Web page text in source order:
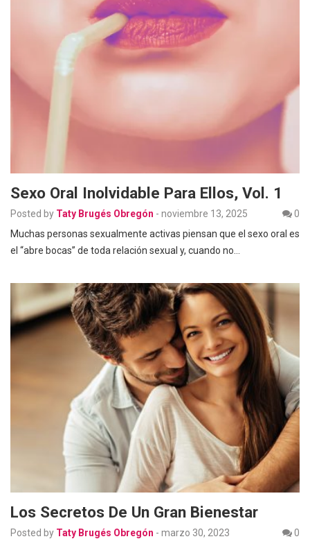
Sexo Oral Inolvidable Para Ellos, Vol. 1
Posted by Taty Brugés Obregón - noviembre 13, 2025
0
Muchas personas sexualmente activas piensan que el sexo oral es
el “abre bocas” de toda relación sexual y, cuando no…
Los Secretos De Un Gran Bienestar
Posted by Taty Brugés Obregón - marzo 30, 2023
0